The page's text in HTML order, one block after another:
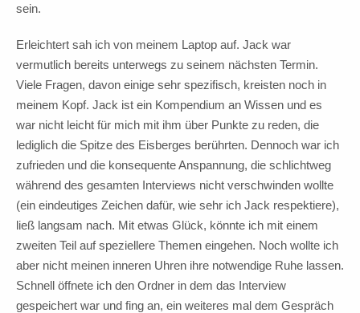
sein.
Erleichtert sah ich von meinem Laptop auf. Jack war
vermutlich bereits unterwegs zu seinem nächsten Termin.
Viele Fragen, davon einige sehr spezifisch, kreisten noch in
meinem Kopf. Jack ist ein Kompendium an Wissen und es
war nicht leicht für mich mit ihm über Punkte zu reden, die
lediglich die Spitze des Eisberges berührten. Dennoch war ich
zufrieden und die konsequente Anspannung, die schlichtweg
während des gesamten Interviews nicht verschwinden wollte
(ein eindeutiges Zeichen dafür, wie sehr ich Jack respektiere),
ließ langsam nach. Mit etwas Glück, könnte ich mit einem
zweiten Teil auf speziellere Themen eingehen. Noch wollte ich
aber nicht meinen inneren Uhren ihre notwendige Ruhe lassen.
Schnell öffnete ich den Ordner in dem das Interview
gespeichert war und fing an, ein weiteres mal dem Gespräch